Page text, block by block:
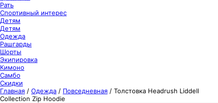
Рать
Спортивный интерес
Детям
Детям
Одежда
Рашгарды
Шорты
Экипировка
Кимоно
Самбо
Скидки
Главная / Одежда / Повседневная / Толстовка Headrush Liddell
Collection Zip Hoodie